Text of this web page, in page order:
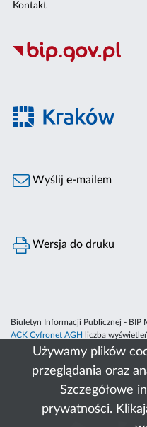
Używamy plików
przeglądania oraz
Szczegółowe
prywatności.
Kontakt
Wyślij e-mailem
Wersja do druku
Biuletyn Informacji Publicznej - BIP
ACK Cyfronet AGH
liczba